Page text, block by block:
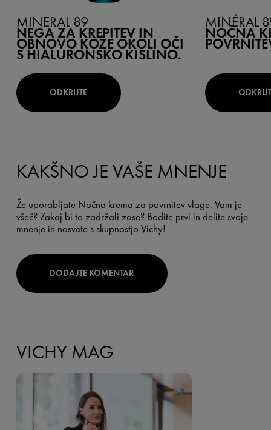
MINÉRAL 89
NEGA ZA KREPITEV IN
OBNOVO KOŽE OKOLI OČI
S HIALURONSKO KISLINO.
ODKRIJTE
MINÉRAL
NOČNA
KAKŠNO JE VAŠE MNENJE
Že uporabljate Nočna krema za povrnitev vlage. Vam je
všeč? Zakaj bi to zadržali zase? Bodite prvi in ​​delite svoje
mnenje in nasvete s skupnostjo Vichy!
DODAJTE KOMENTAR
VICHY MAG